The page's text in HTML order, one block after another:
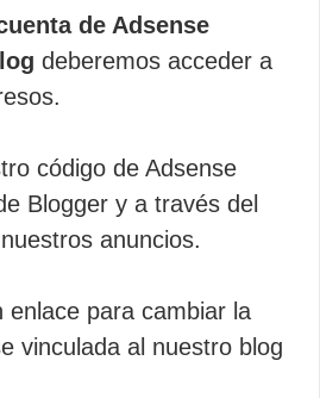
de Adsense
deberemos acceder a
código de Adsense
Blogger y a través del
anuncios.
enlace para cambiar la
vinculada al nuestro blog